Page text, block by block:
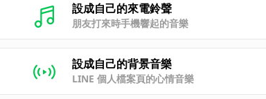
設成自己的來電鈴聲
朋友打來時手機響起的音樂
設成自己的背景音樂
LINE 個人檔案頁的心情音樂